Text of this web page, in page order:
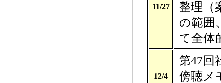
11/27
整理（
の範囲
て全体
12/4
第47回
傍聴メ